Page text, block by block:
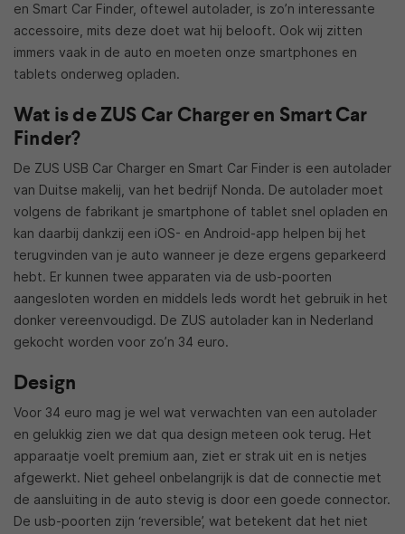
en Smart Car Finder, oftewel autolader, is zo’n interessante
accessoire, mits deze doet wat hij belooft. Ook wij zitten
immers vaak in de auto en moeten onze smartphones en
tablets onderweg opladen.
Wat is de ZUS Car Charger en Smart Car
Finder?
De ZUS USB Car Charger en Smart Car Finder is een autolader
van Duitse makelij, van het bedrijf Nonda. De autolader moet
volgens de fabrikant je smartphone of tablet snel opladen en
kan daarbij dankzij een iOS- en Android-app helpen bij het
terugvinden van je auto wanneer je deze ergens geparkeerd
hebt. Er kunnen twee apparaten via de usb-poorten
aangesloten worden en middels leds wordt het gebruik in het
donker vereenvoudigd. De ZUS autolader kan in Nederland
gekocht worden voor zo’n 34 euro.
Design
Voor 34 euro mag je wel wat verwachten van een autolader
en gelukkig zien we dat qua design meteen ook terug. Het
apparaatje voelt premium aan, ziet er strak uit en is netjes
afgewerkt. Niet geheel onbelangrijk is dat de connectie met
de aansluiting in de auto stevig is door een goede connector.
De usb-poorten zijn ‘reversible’, wat betekent dat het niet